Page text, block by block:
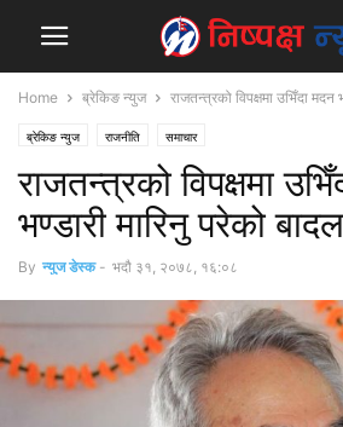
Home ब्रेकिङ न्युज राजतन्त्रको विपक्षमा उभिँदा मदन
ब्रेकिङ न्युज राजनीति समाचार
राजतन्त्रको विपक्षमा
भण्डारी मारिनु परेको
By न्युज डेस्क - भदौ ३१, २०७८, १६:०८